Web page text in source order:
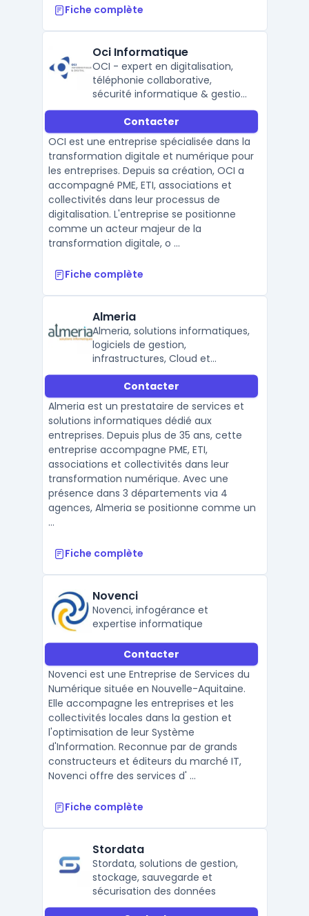
Fiche complète
Oci Informatique
OCI - expert en digitalisation,
téléphonie collaborative,
sécurité informatique & gestion
de parc PC.
Contacter
OCI est une entreprise spécialisée dans la
transformation digitale et numérique pour
les entreprises. Depuis sa création, OCI a
accompagné PME, ETI, associations et
collectivités dans leur processus de
digitalisation. L'entreprise se positionne
comme un acteur majeur de la
transformation digitale, o ...
Fiche complète
Almeria
Almeria, solutions informatiques,
logiciels de gestion,
infrastructures, Cloud et
services de proximité.
Contacter
Almeria est un prestataire de services et
solutions informatiques dédié aux
entreprises. Depuis plus de 35 ans, cette
entreprise accompagne PME, ETI,
associations et collectivités dans leur
transformation numérique. Avec une
présence dans 3 départements via 4
agences, Almeria se positionne comme un
...
Fiche complète
Novenci
Novenci, infogérance et
expertise informatique
Contacter
Novenci est une Entreprise de Services du
Numérique située en Nouvelle-Aquitaine.
Elle accompagne les entreprises et les
collectivités locales dans la gestion et
l'optimisation de leur Système
d'Information. Reconnue par de grands
constructeurs et éditeurs du marché IT,
Novenci offre des services d' ...
Fiche complète
Stordata
Stordata, solutions de gestion,
stockage, sauvegarde et
sécurisation des données